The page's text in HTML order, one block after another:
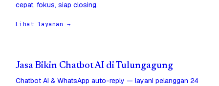
cepat, fokus, siap closing.
Lihat layanan →
Jasa Bikin Chatbot AI di Tulungagung
Chatbot AI & WhatsApp auto-reply — layani pelanggan 24